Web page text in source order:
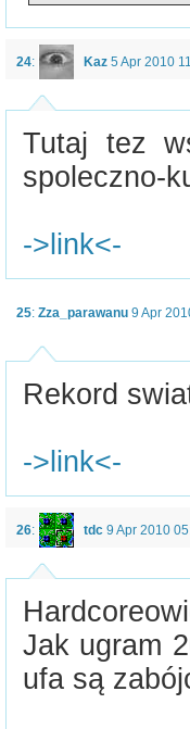
24: Kaz 5 Apr 2010
Tutaj tez
spoleczno-
->link<-
25: Zza_parawanu 9 Apr
Rekord
->link<-
26: tdc 9 Apr 2010
Jak ugram
ufa są